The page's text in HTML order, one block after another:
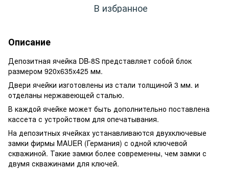
В избранное
Описание
Депозитная ячейка DB-8S представляет собой блок
размером 920x635x425 мм.
Двери ячейки изготовлены из стали толщиной 3 мм. и
отделаны нержавеющей сталью.
В каждой ячейке может быть дополнительно поставлена
кассета с устройством для опечатывания.
На депозитных ячейках устанавливаются двухключевые
замки фирмы MAUER (Германия) с одной ключевой
скважиной. Такие замки более современны, чем замки с
двумя скважинами для ключей.